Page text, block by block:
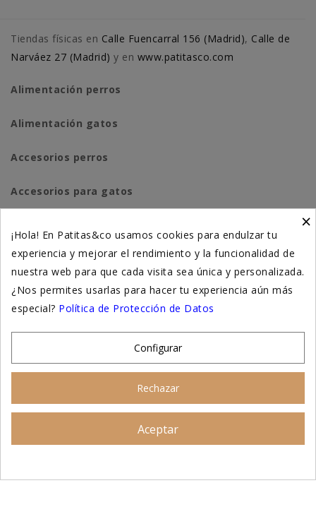
Tiendas físicas en Calle Fuencarral 156 (Madrid), Calle de
Narváez 27 (Madrid) y en www.patitasco.com
Alimentación perros
Alimentación gatos
Accesorios perros
Accesorios para gatos
Higiene y salud gatos
Suplementación natural
Nuestras tiendas
amable
Asesoramiento personalizado
×
¡Hola! En Patitas&co usamos cookies para endulzar tu
experiencia y mejorar el rendimiento y la funcionalidad de
nuestra web para que cada visita sea única y personalizada.
¿Nos permites usarlas para hacer tu experiencia aún más
especial? Política de Protección de Datos
Configurar
Rechazar
Aceptar